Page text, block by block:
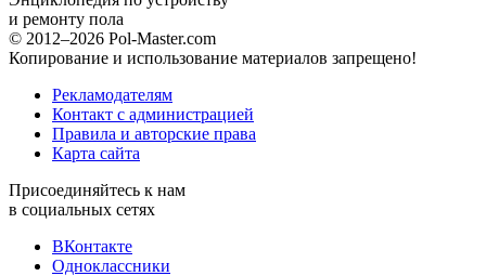
и ремонту пола
© 2012–2026 Pol-Master.com
Копирование и использование материалов запрещено!
Рекламодателям
Контакт с администрацией
Правила и авторские права
Карта сайта
Присоединяйтесь к нам
в социальных сетях
ВКонтакте
Одноклассники